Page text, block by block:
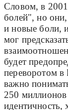
Словом, в
болей", но
и новые боли,
мог
будет
переворотом в
важно
250 миллионов
идентичность,